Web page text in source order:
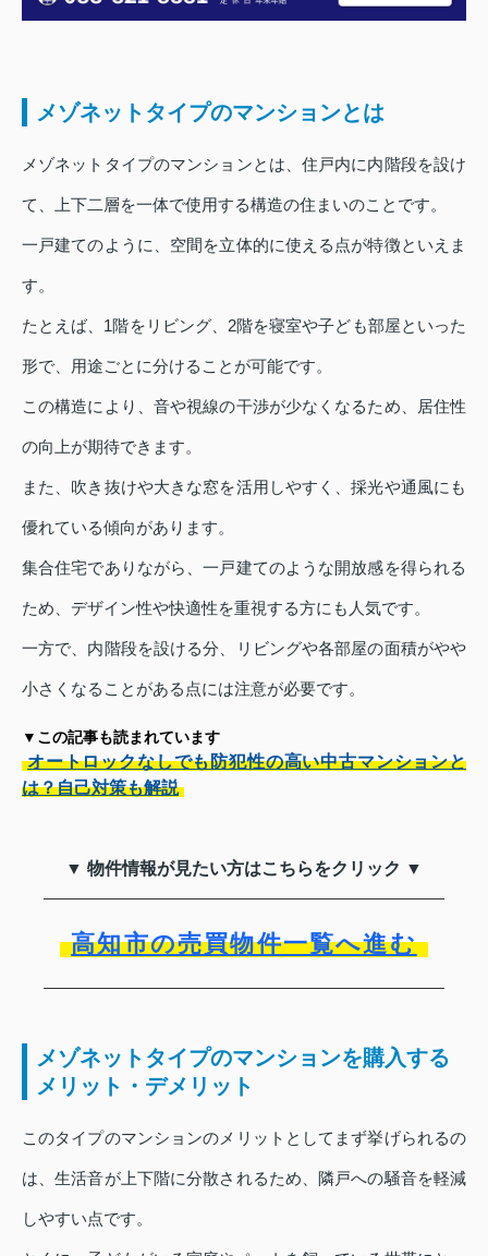
メゾネットタイプのマンションとは
メゾネットタイプのマンションとは、住戸内に内階段を設け
て、上下二層を一体で使用する構造の住まいのことです。
一戸建てのように、空間を立体的に使える点が特徴といえま
す。
たとえば、1階をリビング、2階を寝室や子ども部屋といった
形で、用途ごとに分けることが可能です。
この構造により、音や視線の干渉が少なくなるため、居住性
の向上が期待できます。
また、吹き抜けや大きな窓を活用しやすく、採光や通風にも
優れている傾向があります。
集合住宅でありながら、一戸建てのような開放感を得られる
ため、デザイン性や快適性を重視する方にも人気です。
一方で、内階段を設ける分、リビングや各部屋の面積がやや
小さくなることがある点には注意が必要です。
▼この記事も読まれています
オートロックなしでも防犯性の高い中古マンションと
は？自己対策も解説
▼ 物件情報が見たい方はこちらをクリック ▼
高知市の売買物件一覧へ進む
メゾネットタイプのマンションを購入する
メリット・デメリット
このタイプのマンションのメリットとしてまず挙げられるの
は、生活音が上下階に分散されるため、隣戸への騒音を軽減
しやすい点です。